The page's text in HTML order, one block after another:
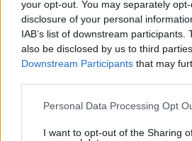
your opt-out. You may separately
disclosure of your personal
IAB’s list of downstream participants.
also be disclosed by us to third
Downstream Participants that may
Please note that this website/app
not limited to your visit or usage
Personal Data Processing Opt
I want to opt-out of the Sharing